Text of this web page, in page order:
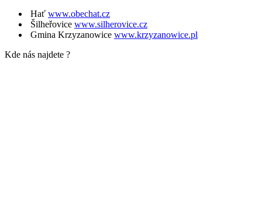
Hať www.obechat.cz
Šilheřovice www.silherovice.cz
Gmina Krzyzanowice www.krzyzanowice.pl
Kde nás najdete ?